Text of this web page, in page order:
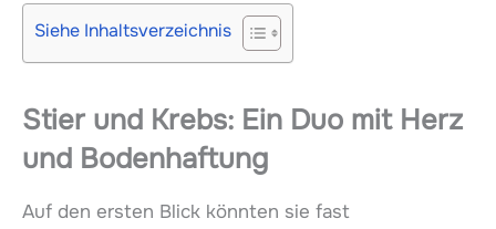
Siehe Inhaltsverzeichnis
Stier und Krebs: Ein Duo mit Herz
und Bodenhaftung
Auf den ersten Blick könnten sie fast